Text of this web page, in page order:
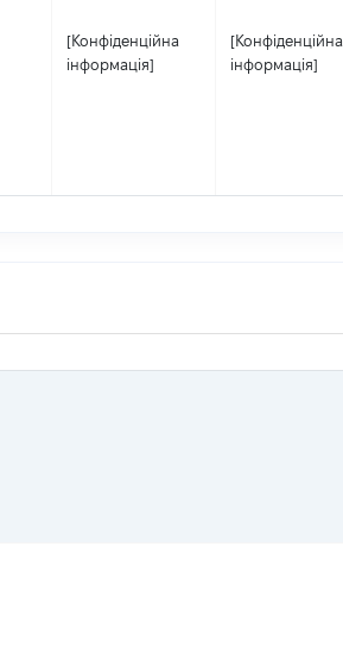
[Конфіденційна
інформація]
[Конфіденційна
інформація]